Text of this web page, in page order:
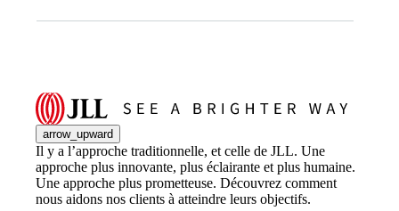
arrow_upward
Il y a l’approche traditionnelle, et celle de JLL. Une
approche plus innovante, plus éclairante et plus humaine.
Une approche plus prometteuse. Découvrez comment
nous aidons nos clients à atteindre leurs objectifs.